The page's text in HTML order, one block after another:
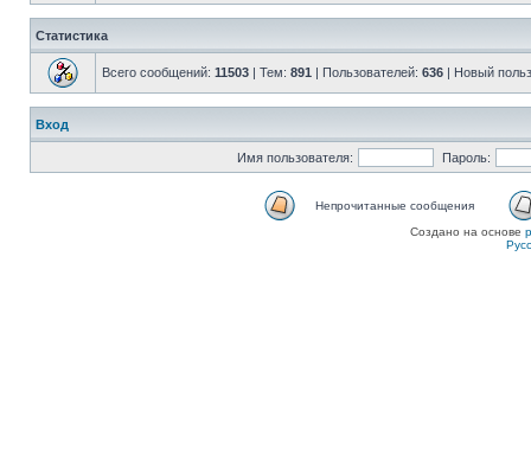
Статистика
Всего сообщений: 11503 | Тем: 891 | Пользователей: 636 | Новый
Вход
Имя пользователя: Пароль:
Непрочитанные сообщения
Создано на основе